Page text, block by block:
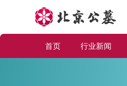
首页 行业新闻